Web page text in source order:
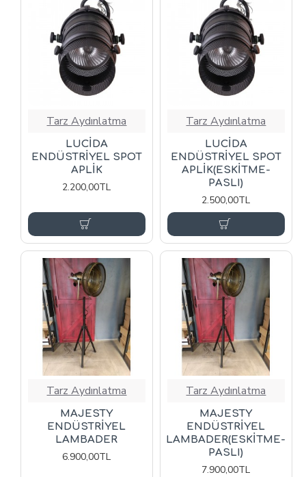
Tarz Aydınlatma
LUCİDA
ENDÜSTRİYEL SPOT
APLİK
2.200,00TL
Tarz Aydınlatma
LUCİDA
ENDÜSTRİYEL SPOT
APLİK(ESKİTME-
PASLI)
2.500,00TL
Tarz Aydınlatma
MAJESTY
ENDÜSTRİYEL
LAMBADER
6.900,00TL
Tarz Aydınlatma
MAJESTY
ENDÜSTRİYEL
LAMBADER(ESKİTME-
PASLI)
7.900,00TL